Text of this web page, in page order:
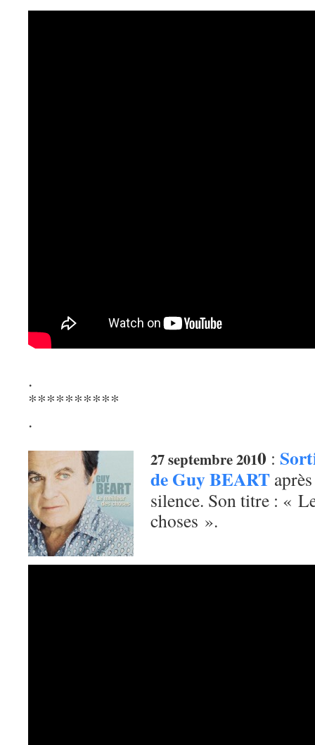
.
**********
.
27 septembre 2010 :
de Guy BEART
silence. Son titre : «
choses ».